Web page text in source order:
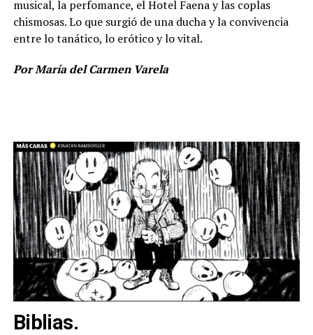
musical, la perfomance, el Hotel Faena y las coplas
chismosas. Lo que surgió de una ducha y la convivencia
entre lo tanático, lo erótico y lo vital.
Por María del Carmen Varela
Biblias.